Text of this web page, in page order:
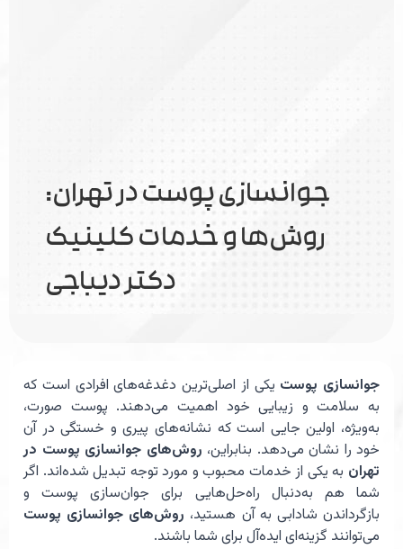
جوانسازی پوست در تهران:
روش‌ها و خدمات کلینیک
دکتر دیباجی
جوانسازی پوست یکی از اصلی‌ترین دغدغه‌های افرادی است که
به سلامت و زیبایی خود اهمیت می‌دهند. پوست صورت،
به‌ویژه، اولین جایی است که نشانه‌های پیری و خستگی در آن
خود را نشان می‌دهد. بنابراین، روش‌های جوانسازی پوست در
تهران به یکی از خدمات محبوب و مورد توجه تبدیل شده‌اند. اگر
شما هم به‌دنبال راه‌حل‌هایی برای جوان‌سازی پوست و
بازگرداندن شادابی به آن هستید، روش‌های جوانسازی پوست
می‌توانند گزینه‌ای ایده‌آل برای شما باشند.